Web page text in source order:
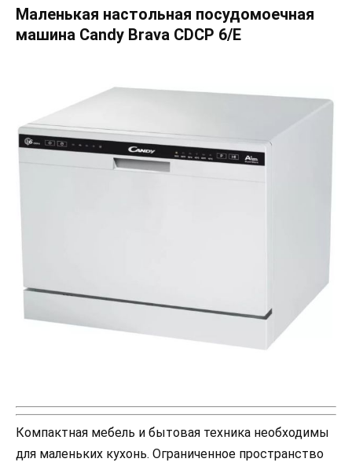
Маленькая настольная посудомоечная
машина Candy Brava CDCP 6/E
Компактная мебель и бытовая техника необходимы
для маленьких кухонь. Ограниченное пространство